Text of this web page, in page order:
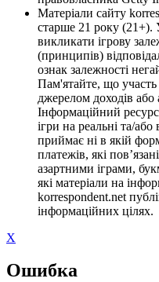
Матеріали сайту
старше 21 року (21+).
викликати ігрову
(принципів)
ознак залежності
Пам'ятайте, що участь
джерелом доходів або
Інформаційний
ігри на реальні та/
приймає ні в якій
платежів, які
азартними іграми,
які матеріали на
korrespondent.net
інформаційних цілях.
X
Ошибка